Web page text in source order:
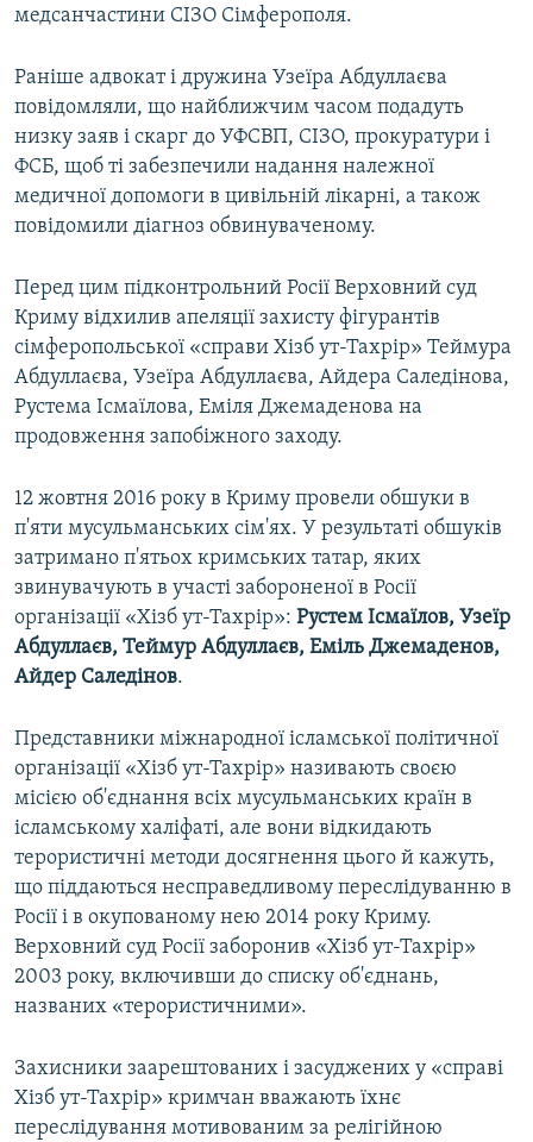
медсанчастини СІЗО Сімферополя.
Раніше адвокат і дружина Узеїра Абдуллаєва
повідомляли, що найближчим часом подадуть
низку заяв і скарг до УФСВП, СІЗО, прокуратури і
ФСБ, щоб ті забезпечили надання належної
медичної допомоги в цивільній лікарні, а також
повідомили діагноз обвинуваченому.
Перед цим підконтрольний Росії Верховний суд
Криму відхилив апеляції захисту фігурантів
сімферопольської «справи Хізб ут-Тахрір» Теймура
Абдуллаєва, Узеїра Абдуллаєва, Айдера Саледінова,
Рустема Ісмаїлова, Еміля Джемаденова на
продовження запобіжного заходу.
12 жовтня 2016 року в Криму провели обшуки в
п'яти мусульманських сім'ях. У результаті обшуків
затримано п'ятьох кримських татар, яких
звинувачують в участі забороненої в Росії
організації «Хізб ут-Тахрір»: Рустем Ісмаїлов, Узеїр
Абдуллаєв, Теймур Абдуллаєв, Еміль Джемаденов,
Айдер Саледінов.
Представники міжнародної ісламської політичної
організації «Хізб ут-Тахрір» називають своєю
місією об'єднання всіх мусульманських країн в
ісламському халіфаті, але вони відкидають
терористичні методи досягнення цього й кажуть,
що піддаються несправедливому переслідуванню в
Росії і в окупованому нею 2014 року Криму.
Верховний суд Росії заборонив «Хізб ут-Тахрір»
2003 року, включивши до списку об'єднань,
названих «терористичними».
Захисники заарештованих і засуджених у «справі
Хізб ут-Тахрір» кримчан вважають їхнє
переслідування мотивованим за релігійною